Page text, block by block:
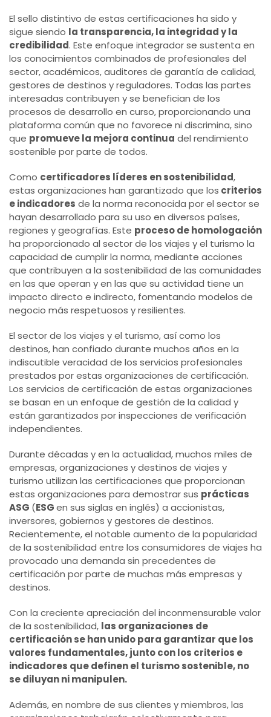
El sello distintivo de estas certificaciones ha sido y
sigue siendo la transparencia, la integridad y la
credibilidad. Este enfoque integrador se sustenta en
los conocimientos combinados de profesionales del
sector, académicos, auditores de garantía de calidad,
gestores de destinos y reguladores. Todas las partes
interesadas contribuyen y se benefician de los
procesos de desarrollo en curso, proporcionando una
plataforma común que no favorece ni discrimina, sino
que promueve la mejora continua del rendimiento
sostenible por parte de todos.
Como certificadores líderes en sostenibilidad,
estas organizaciones han garantizado que los criterios
e indicadores de la norma reconocida por el sector se
hayan desarrollado para su uso en diversos países,
regiones y geografías. Este proceso de homologación
ha proporcionado al sector de los viajes y el turismo la
capacidad de cumplir la norma, mediante acciones
que contribuyen a la sostenibilidad de las comunidades
en las que operan y en las que su actividad tiene un
impacto directo e indirecto, fomentando modelos de
negocio más respetuosos y resilientes.
El sector de los viajes y el turismo, así como los
destinos, han confiado durante muchos años en la
indiscutible veracidad de los servicios profesionales
prestados por estas organizaciones de certificación.
Los servicios de certificación de estas organizaciones
se basan en un enfoque de gestión de la calidad y
están garantizados por inspecciones de verificación
independientes.
Durante décadas y en la actualidad, muchos miles de
empresas, organizaciones y destinos de viajes y
turismo utilizan las certificaciones que proporcionan
estas organizaciones para demostrar sus prácticas
ASG (ESGen sus siglas en inglés) a accionistas,
inversores, gobiernos y gestores de destinos.
Recientemente, el notable aumento de la popularidad
de la sostenibilidad entre los consumidores de viajes ha
provocado una demanda sin precedentes de
certificación por parte de muchas más empresas y
destinos.
Con la creciente apreciación del inconmensurable valor
de la sostenibilidad, las organizaciones de
certificación se han unido para garantizar que los
valores fundamentales, junto con los criterios e
indicadores que definen el turismo sostenible, no
se diluyan ni manipulen.
Además, en nombre de sus clientes y miembros, las